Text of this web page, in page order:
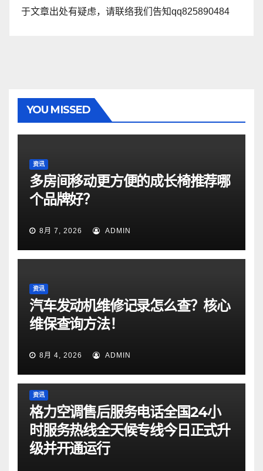
于文章出处有疑虑，请联络我们告知qq825890484
YOU MISSED
资讯
多房间移动更方便的成长椅推荐哪
个品牌好？
8月 7, 2026 ADMIN
资讯
汽车发动机维修记录怎么查？核心
维保查询方法！
8月 4, 2026 ADMIN
资讯
格力空调售后服务电话全国24小
时服务热线全天候专线今日正式升
级并开通运行